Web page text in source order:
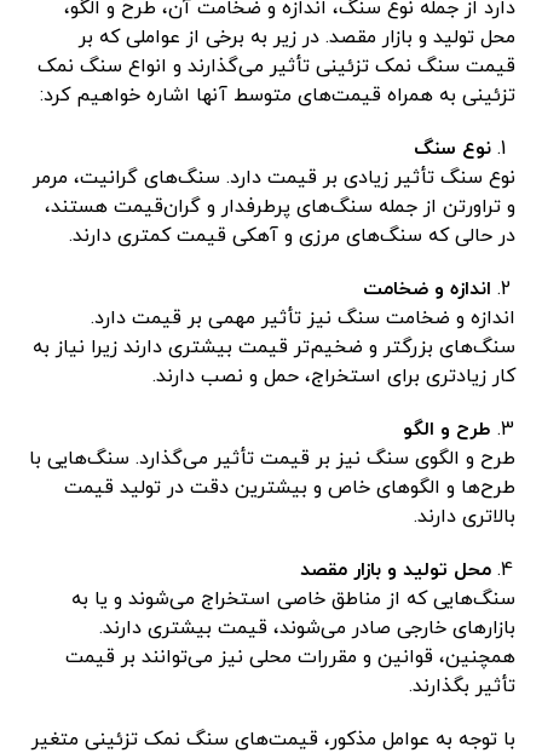
دارد از جمله نوع سنگ، اندازه و ضخامت آن، طرح و الگو،
محل تولید و بازار مقصد. در زیر به برخی از عواملی که بر
قیمت سنگ نمک تزئینی تأثیر می‌گذارند و انواع سنگ نمک
تزئینی به همراه قیمت‌های متوسط آنها اشاره خواهیم کرد:
نوع سنگ
نوع سنگ تأثیر زیادی بر قیمت دارد. سنگ‌های گرانیت، مرمر
و تراورتن از جمله سنگ‌های پرطرفدار و گران‌قیمت هستند،
در حالی که سنگ‌های مرزی و آهکی قیمت کمتری دارند.
اندازه و ضخامت
اندازه و ضخامت سنگ نیز تأثیر مهمی بر قیمت دارد.
سنگ‌های بزرگتر و ضخیم‌تر قیمت بیشتری دارند زیرا نیاز به
کار زیادتری برای استخراج، حمل و نصب دارند.
طرح و الگو
طرح و الگوی سنگ نیز بر قیمت تأثیر می‌گذارد. سنگ‌هایی با
طرح‌ها و الگوهای خاص و بیشترین دقت در تولید قیمت
بالاتری دارند.
محل تولید و بازار مقصد
سنگ‌هایی که از مناطق خاصی استخراج می‌شوند و یا به
بازارهای خارجی صادر می‌شوند، قیمت بیشتری دارند.
همچنین، قوانین و مقررات محلی نیز می‌توانند بر قیمت
تأثیر بگذارند.
با توجه به عوامل مذکور، قیمت‌های سنگ نمک تزئینی متغیر